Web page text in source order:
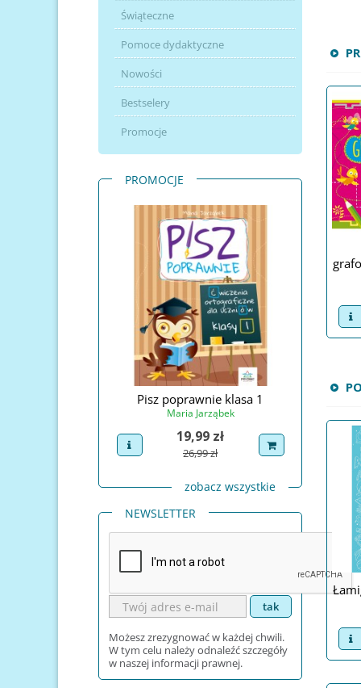
Świąteczne
Pomoce dydaktyczne
Nowości
Bestselery
Promocje
PROMOCJE
dodaj do koszyka
Pisz poprawnie klasa 1
Maria Jarząbek
view product
Cena
19,99 zł
Cena podstawowa
26,99 zł
dodaj do koszyka
view
zobacz wszystkie
NEWSLETTER
Możesz zrezygnować w każdej chwili.
W tym celu należy odnaleźć szczegóły
w naszej informacji prawnej.